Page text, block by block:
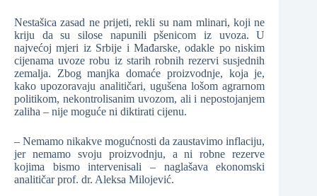
Nestašica zasad ne prijeti, rekli su nam mlinari, koji ne
kriju da su silose napunili pšenicom iz uvoza. U
najvećoj mjeri iz Srbije i Mađarske, odakle po niskim
cijenama uvoze robu iz starih robnih rezervi susjednih
zemalja. Zbog manjka domaće proizvodnje, koja je,
kako upozoravaju analitičari, ugušena lošom agrarnom
politikom, nekontrolisanim uvozom, ali i nepostojanjem
zaliha – nije moguće ni diktirati cijenu.
– Nemamo nikakve mogućnosti da zaustavimo inflaciju,
jer nemamo svoju proizvodnju, a ni robne rezerve
kojima bismo intervenisali – naglašava ekonomski
analitičar prof. dr. Aleksa Milojević.